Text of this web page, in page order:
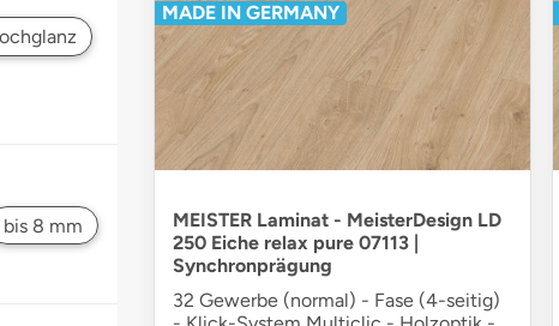
MADE IN GERMANY
MEISTER Laminat - MeisterDesign LD
250 Eiche relax pure 07113 |
Synchronprägung
32 Gewerbe (normal) - Fase (4-seitig)